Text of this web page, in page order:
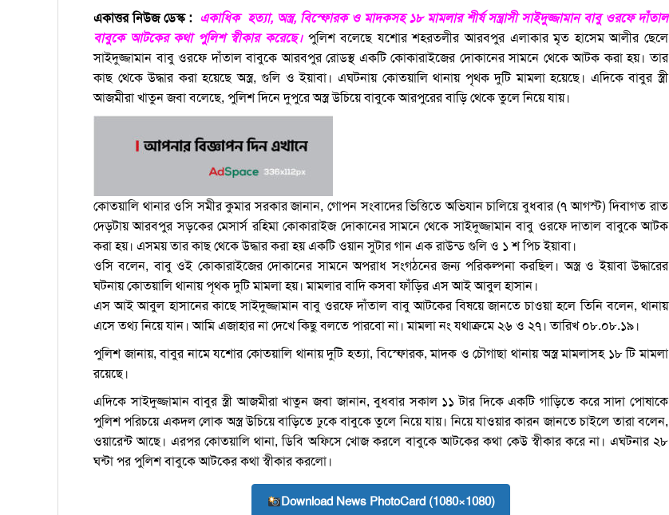
একাত্তর নিউজ ডেস্ক : একাধিক হত্যা, অস্ত্র, বিস্ফোরক ও মাদকসহ ১৮ মামলার শীর্ষ সন্ত্রাসী সাইদুজ্জামান বাবু ওরফে দাঁতাল
বাবুকে আটকের কথা পুলিশ স্বীকার করেছে। পুলিশ বলেছে যশোর শহরতলীর আরবপুর এলাকার মৃত হাসেম আলীর ছেলে
সাইদুজ্জামান বাবু ওরফে দাঁতাল বাবুকে আরবপুর রোডস্থ একটি কোকারাইজের দোকানের সামনে থেকে আটক করা হয়। তার
কাছ থেকে উদ্ধার করা হয়েছে অস্ত্র, গুলি ও ইয়াবা। এঘটনায় কোতয়ালি থানায় পৃথক দুটি মামলা হয়েছে। এদিকে বাবুর স্ত্রী
আজমীরা খাতুন জবা বলেছে, পুলিশ দিনে দুপুরে অস্ত্র উচিয়ে বাবুকে আরপুরের বাড়ি থেকে তুলে নিয়ে যায়।
কোতয়ালি থানার ওসি সমীর কুমার সরকার জানান, গোপন সংবাদের ভিত্তিতে অভিযান চালিয়ে বুধবার (৭ আগস্ট) দিবাগত রাত
দেড়টায় আরবপুর সড়কের মেসার্স রহিমা কোকারাইজ দোকানের সামনে থেকে সাইদুজ্জামান বাবু ওরফে দাতাল বাবুকে আটক
করা হয়। এসময় তার কাছ থেকে উদ্ধার করা হয় একটি ওয়ান সুটার গান এক রাউন্ড গুলি ও ১ শ পিচ ইয়াবা।
ওসি বলেন, বাবু ওই কোকারাইজের দোকানের সামনে অপরাধ সংগঠনের জন্য পরিকল্পনা করছিল। অস্ত্র ও ইয়াবা উদ্ধারের
ঘটনায় কোতয়ালি থানায় পৃথক দুটি মামলা হয়। মামলার বাদি কসবা ফাঁড়ির এস আই আবুল হাসান।
এস আই আবুল হাসানের কাছে সাইদুজ্জামান বাবু ওরফে দাঁতাল বাবু আটকের বিষয়ে জানতে চাওয়া হলে তিনি বলেন, থানায়
এসে তথ্য নিয়ে যান। আমি এজাহার না দেখে কিছু বলতে পারবো না। মামলা নং যথাক্রমে ২৬ ও ২৭। তারিখ ০৮.০৮.১৯।
পুলিশ জানায়, বাবুর নামে যশোর কোতয়ালি থানায় দুটি হত্যা, বিস্ফোরক, মাদক ও চৌগাছা থানায় অস্ত্র মামলাসহ ১৮ টি মামলা
রয়েছে।
এদিকে সাইদুজ্জামান বাবুর স্ত্রী আজমীরা খাতুন জবা জানান, বুধবার সকাল ১১ টার দিকে একটি গাড়িতে করে সাদা পোষাকে
পুলিশ পরিচয়ে একদল লোক অস্ত্র উচিয়ে বাড়িতে ঢুকে বাবুকে তুলে নিয়ে যায়। নিয়ে যাওয়ার কারন জানতে চাইলে তারা বলেন,
ওয়ারেন্ট আছে। এরপর কোতয়ালি থানা, ডিবি অফিসে খোজ করলে বাবুকে আটকের কথা কেউ স্বীকার করে না। এঘটনার ২৮
ঘন্টা পর পুলিশ বাবুকে আটকের কথা স্বীকার করলো।
Download News PhotoCard (1080×1080)